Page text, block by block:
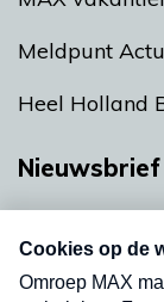
Meldpunt
Heel Holland
Nieuwsbrief
nieuwsbrief.
uw mailbox.